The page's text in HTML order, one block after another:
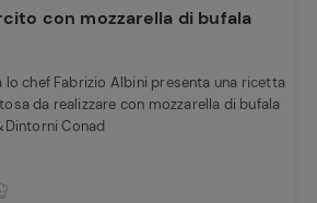
con mozzarella di bufala
chef Fabrizio Albini presenta una ricetta
da realizzare con mozzarella di bufala
Conad